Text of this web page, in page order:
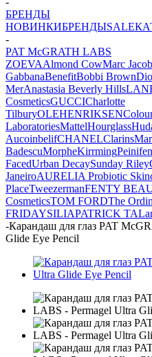
БРЕНДЫ
НОВИНКИБРЕНДЫSALE
-
PAT McGRATH LABS
ZOEVAAlmond CowMarc
GabbanaBenefitBobbi Brown
MerAnastasia Beverly Hills
CosmeticsGUCCICharlotte
TilburyOLEHENRIKSEN
LaboratoriesMattelHourglass
AucoinbelifCHANELClarins
BadescuMorpheKirrmingPeinifen
FacedUrban DecaySunday Riley
JaneiroAURELIA Probiotic
PlaceTweezermanFENTY
CosmeticsTOM FORDThe
FRIDAYSILIAPATRICK TA
-Карандаш для глаз PAT
Glide Eye Pencil